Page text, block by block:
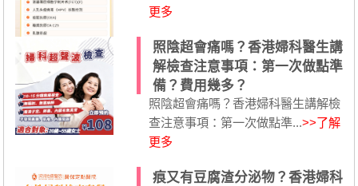
更多
照陰超會痛嗎？香港婦科醫生講
解檢查注意事項：第一次做點準
備？費用幾多？
照陰超會痛嗎？香港婦科醫生講解檢
查注意事項：第一次做點準...>>了解
更多
痕又有豆腐渣分泌物？香港婦科